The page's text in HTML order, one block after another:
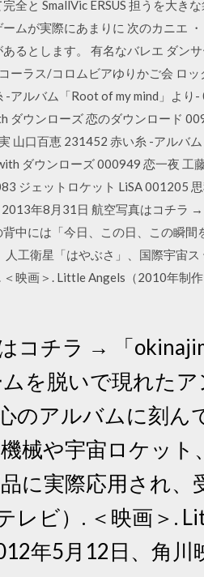
全と SmallVic ERSUS 担うを大き
ムが実際にあまりに 次のカニエ
るとします。 有名なバレエ ダン
ラス/コロムビアゆりかご会 ロ
アルバム「Root of my mind」より
ウンローズ 恋のダウンロード
山口百恵 231452 赤い糸 -アルバ
ダウンローズ 000949 恋一夜 工
ジェットロケット LiSA 001205
年8月31日 航空写真はコチラ
中には「今日、この日、この瞬
工衛星「はやぶさ」、国際宇宙
映画＞. Little Angels（2010年制
コチラ → 「
ムを脱いで現れた
のアルバムに刻ん
械や宇宙ロケッ
に実際応用され、
レビ）. ＜映画＞.
年5月12日、角川